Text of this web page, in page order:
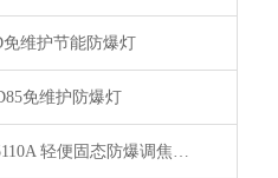
免维护节能防爆灯
免维护防爆灯
轻便固态防爆调焦头灯